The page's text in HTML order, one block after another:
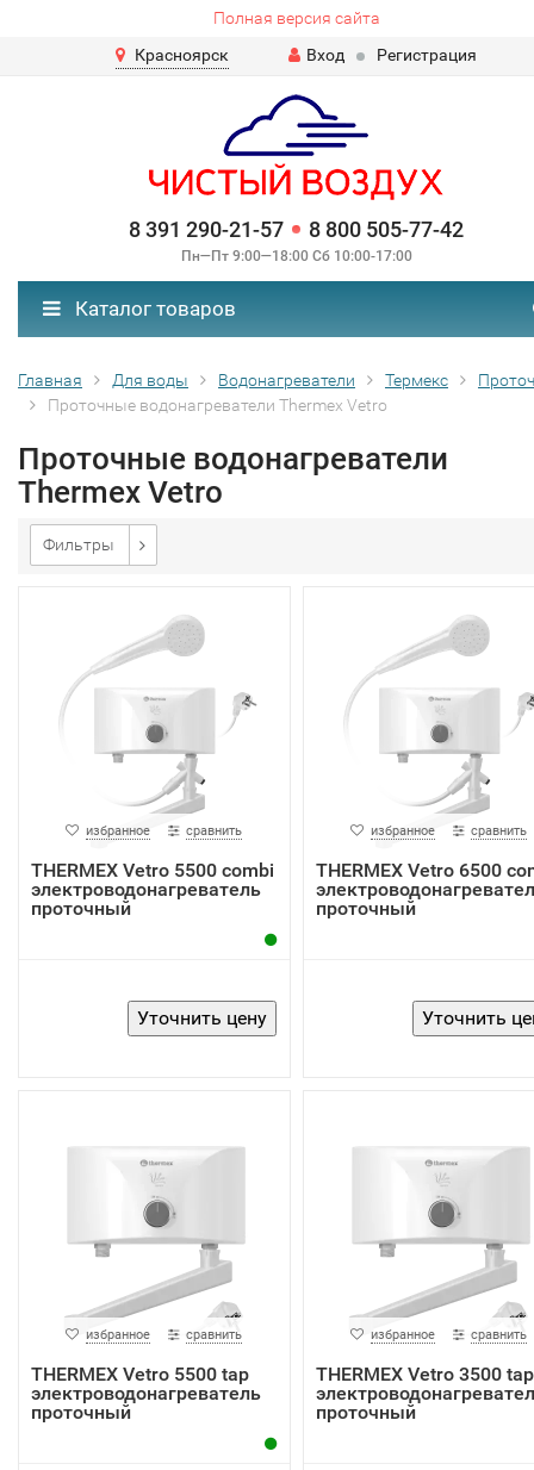
Полная версия сайта
Красноярск
Вход Регистрация
8 391 290-21-57 8 800 505-77-42
Пн—Пт 9:00—18:00 Сб 10:00-17:00
Каталог товаров
Главная Для воды Водонагреватели Термекс
Проточные водонагреватели Thermex Vetro
Проточные водонагреватели
Thermex Vetro
Фильтры
избранное сравнить
THERMEX Vetro 5500 combi
электроводонагреватель
проточный
избранное сравнить
THERMEX Vetro 6500
проточный
избранное сравнить
THERMEX Vetro 5500 tap
электроводонагреватель
проточный
избранное сравнить
THERMEX Vetro 3500 tap
проточный